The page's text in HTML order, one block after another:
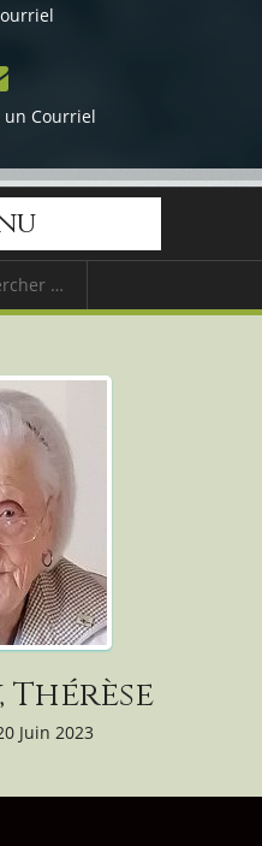
un Courriel
Thérèse
Juin 2023